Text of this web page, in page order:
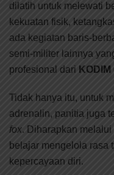
dilatih untuk melewati
kekuatan fisik,
ada kegiatan baris-
semi-militer lainnya
profesional dari
Tidak hanya itu, untuk
adrenalin, panitia juga
fox. Diharapkan
belajar mengelola rasa
kepercayaan diri.